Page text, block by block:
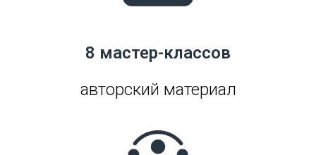
8 мастер-классов
авторский материал